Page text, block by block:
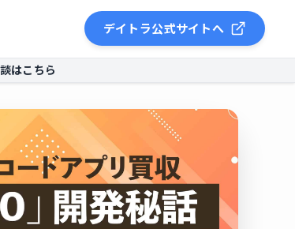
デイトラ公式サイトへ
はこちら